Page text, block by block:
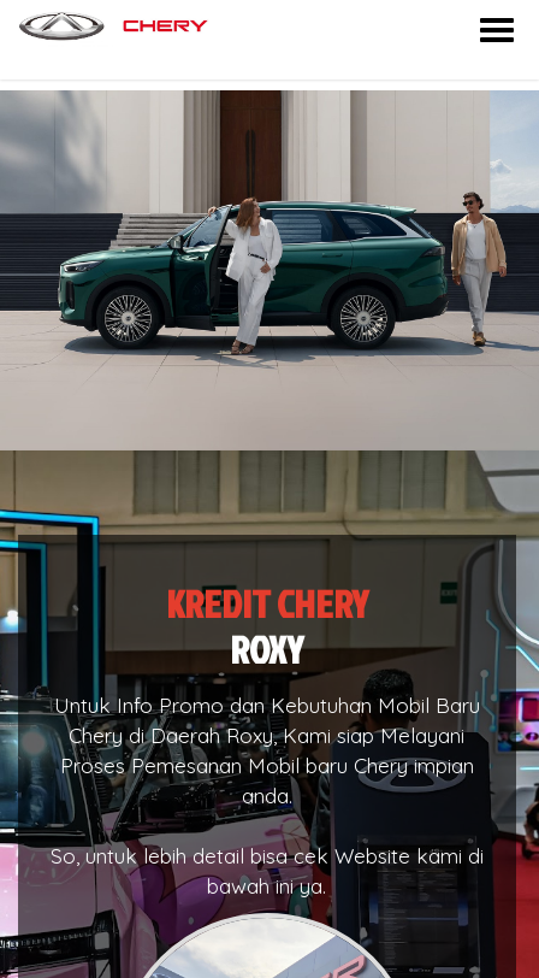
KREDIT CHERY
ROXY
Untuk Info Promo dan Kebutuhan Mobil Baru
Chery di Daerah Roxy, Kami siap Melayani
Proses Pemesanan Mobil baru Chery impian
anda.
So, untuk lebih detail bisa cek Website kami di
bawah ini ya.